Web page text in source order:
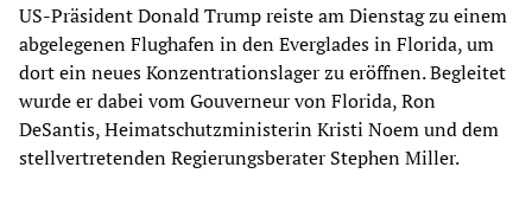
US-Präsident Donald Trump reiste am Dienstag zu einem
abgelegenen Flughafen in den Everglades in Florida, um
dort ein neues Konzentrationslager zu eröffnen. Begleitet
wurde er dabei vom Gouverneur von Florida, Ron
DeSantis, Heimatschutzministerin Kristi Noem und dem
stellvertretenden Regierungsberater Stephen Miller.